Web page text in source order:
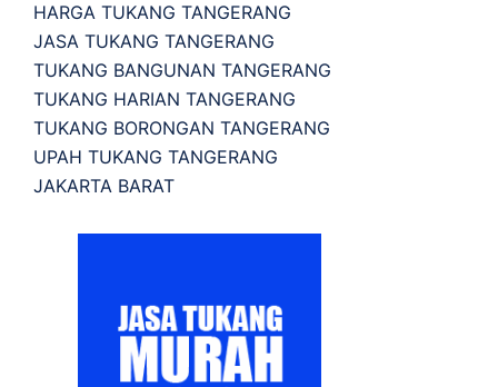
HARGA TUKANG TANGERANG
JASA TUKANG TANGERANG
TUKANG BANGUNAN TANGERANG
TUKANG HARIAN TANGERANG
TUKANG BORONGAN TANGERANG
UPAH TUKANG TANGERANG
JAKARTA BARAT